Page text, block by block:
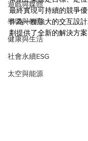
遊戲與媒體
學習與教育
健康與生活
社會永續ESG
太空與能源
最終實現可持續的競爭
作為一種強大的交互設
劃提供了全新的解決方案